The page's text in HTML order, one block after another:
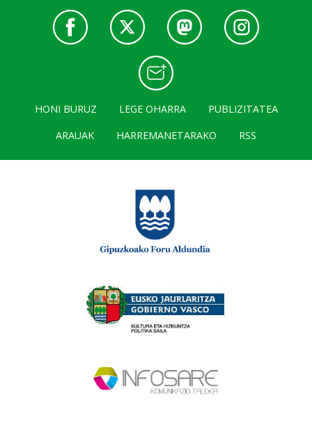
HONI BURUZ LEGE OHARRA
PUBLIZITATEA
ARAUAK
HARREMANETARAKO RSS